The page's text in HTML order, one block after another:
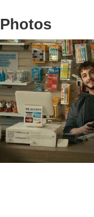
Photos